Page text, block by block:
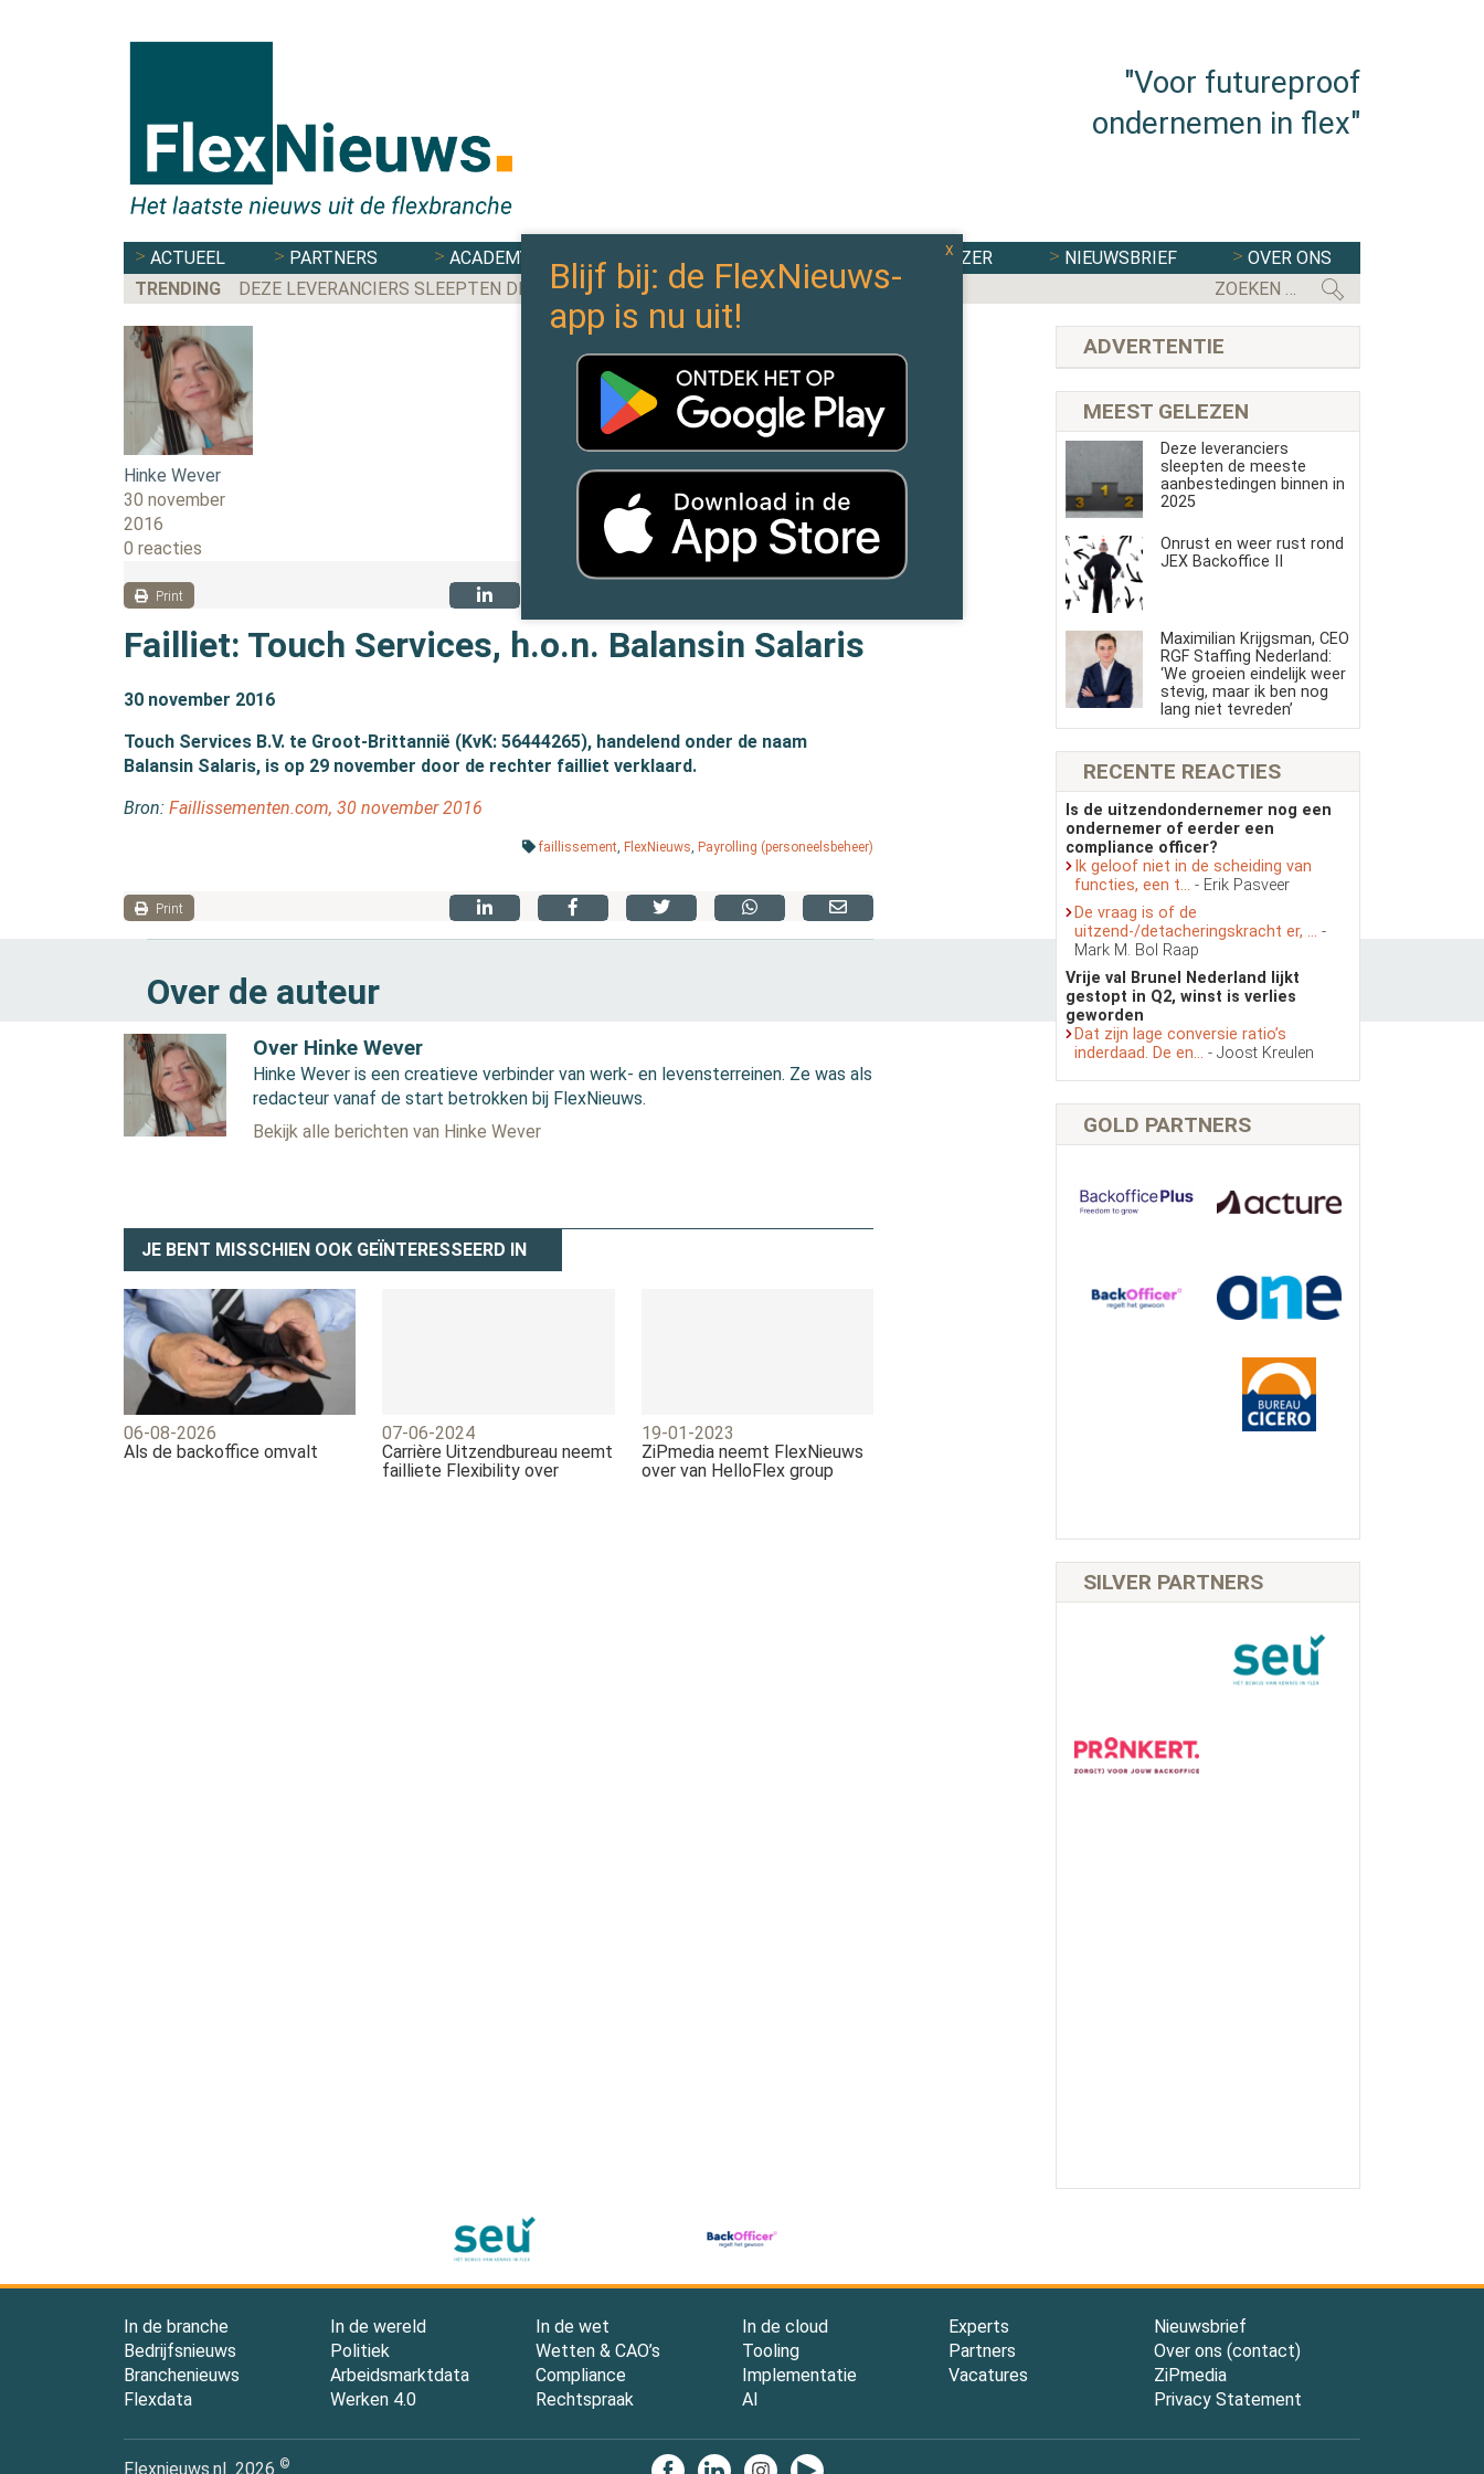
"Voor futureproof
ondernemen in flex"
ACTUEEL PARTNERS ACADEMY TOP 100 CAO WIJZER NIEUWSBRIEF
OVER ONS
TRENDING
DEZE LEVERANCIERS SLEEPTEN DE MEESTE AANBESTEDINGEN BINNEN IN 2025
Hinke Wever
30 november
2016
0 reacties
Print
Failliet: Touch Services, h.o.n. Balansin Salaris
30 november 2016
Touch Services B.V. te Groot-Brittannië (KvK: 56444265), handelend onder de naam
Balansin Salaris, is op 29 november door de rechter failliet verklaard.
Bron: Faillissementen.com, 30 november 2016
faillissement, FlexNieuws, Payrolling (personeelsbeheer)
Print
Over de auteur
Over Hinke Wever
Hinke Wever is een creatieve verbinder van werk- en levensterreinen. Ze was als
redacteur vanaf de start betrokken bij FlexNieuws.
Bekijk alle berichten van Hinke Wever
JE BENT MISSCHIEN OOK GEÏNTERESSEERD IN
06-08-2026
Als de backoffice omvalt
07-06-2024
Carrière Uitzendbureau neemt
failliete Flexibility over
19-01-2023
ZiPmedia neemt FlexNieuws
over van HelloFlex group
ADVERTENTIE
MEEST GELEZEN
Deze leveranciers
sleepten de meeste
aanbestedingen binnen in
2025
Onrust en weer rust rond
JEX Backoffice II
Maximilian Krijgsman, CEO
RGF Staffing Nederland:
‘We groeien eindelijk weer
stevig, maar ik ben nog
lang niet tevreden’
RECENTE REACTIES
Is de uitzendondernemer nog een
ondernemer of eerder een
compliance officer?
Ik geloof niet in de scheiding van
functies, een t... - Erik Pasveer
De vraag is of de
uitzend-/detacheringskracht er, ... -
Mark M. Bol Raap
Vrije val Brunel Nederland lijkt
gestopt in Q2, winst is verlies
geworden
Dat zijn lage conversie ratio’s
inderdaad. De en... - Joost Kreulen
GOLD PARTNERS
SILVER PARTNERS
In de branche
Bedrijfsnieuws
Branchenieuws
Flexdata
In de wereld
Politiek
Arbeidsmarktdata
Werken 4.0
In de wet
Wetten & CAO’s
Compliance
Rechtspraak
In de cloud
Tooling
Implementatie
AI
Experts
Partners
Vacatures
Nieuwsbrief
Over ons (contact)
ZiPmedia
Privacy Statement
Flexnieuws.nl 2026 ©